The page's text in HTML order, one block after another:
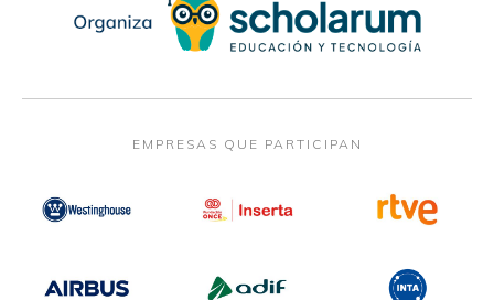
EMPRESAS QUE PARTICIPAN